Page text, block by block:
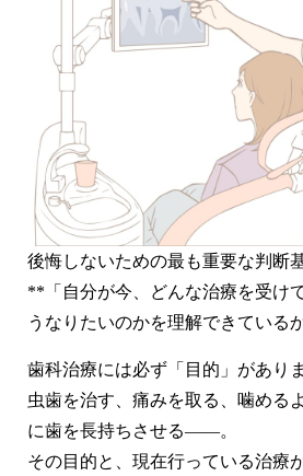
後悔しないための最も重要な判断
**「自分が今、どんな治療を受け
うなりたいのかを理解できている
歯科治療には必ず「目的」がありま
虫歯を治す、痛みを取る、噛める
に歯を長持ちさせる――。
その目的と、現在行っている治療